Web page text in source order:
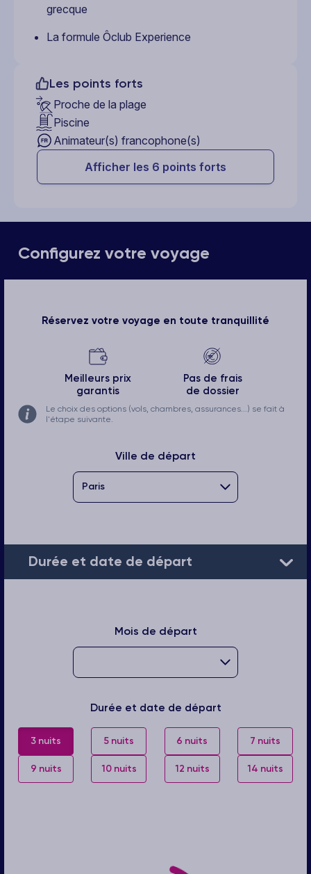
grecque
La formule Ôclub Experience
Les points forts
Proche de la plage
Piscine
Animateur(s) francophone(s)
Afficher les 6 points forts
Configurez votre voyage
Réservez votre voyage en toute tranquillité
Meilleurs prix
garantis
Pas de frais
de dossier
Le choix des options (vols, chambres, assurances...) se fait à
l'étape suivante.
Ville de départ
Durée et date de départ
Mois de départ
Durée et date de départ
3 nuits 5 nuits 6 nuits 7 nuits
9 nuits 10 nuits 12 nuits 14 nuits